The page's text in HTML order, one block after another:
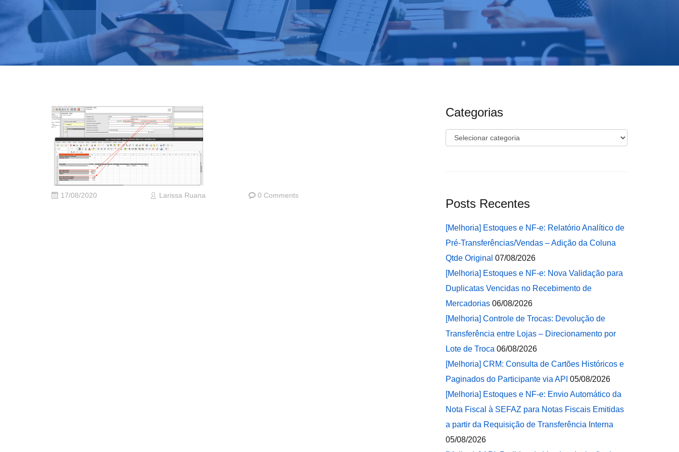
17/08/2020 Larissa Ruana 0 Comments
Categorias
Categorias
Posts Recentes
[Melhoria] Estoques e NF-e: Relatório Analítico de
Pré-Transferências/Vendas – Adição da Coluna
Qtde Original 07/08/2026
[Melhoria] Estoques e NF-e: Nova Validação para
Duplicatas Vencidas no Recebimento de
Mercadorias 06/08/2026
[Melhoria] Controle de Trocas: Devolução de
Transferência entre Lojas – Direcionamento por
Lote de Troca 06/08/2026
[Melhoria] CRM: Consulta de Cartões Históricos e
Paginados do Participante via API 05/08/2026
[Melhoria] Estoques e NF-e: Envio Automático da
Nota Fiscal à SEFAZ para Notas Fiscais Emitidas
a partir da Requisição de Transferência Interna
05/08/2026